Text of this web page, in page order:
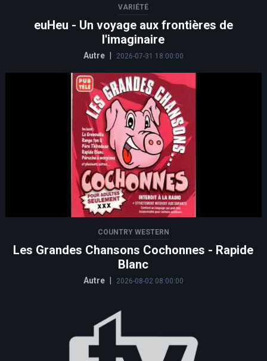
VARIÉTÉ
euHeu - Un voyage aux frontières de
l'imaginaire
Autre 2026-07-31 18:00:00
COUNTRY WESTERN
Les Grandes Chansons Cochonnes - Rapide
Blanc
Autre 2026-08-02 08:00:00